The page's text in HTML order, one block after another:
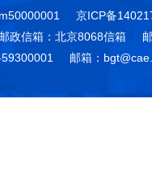
京ICP备
邮政信箱：北京8068信箱
邮箱：